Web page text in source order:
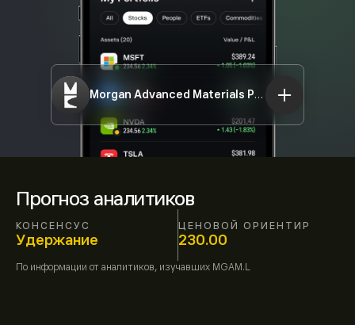
Прогноз аналитиков
КОНСЕНСУС
Удержание
ЦЕНОВОЙ ОРИЕНТИР
230.00
По информации от аналитиков, изучавших MGAM.L
Morgan Advanced Materials PLC MGAM.L